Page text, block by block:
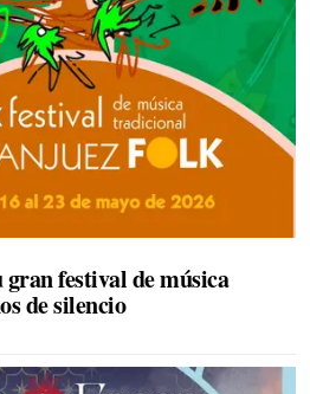
festival de música
de silencio